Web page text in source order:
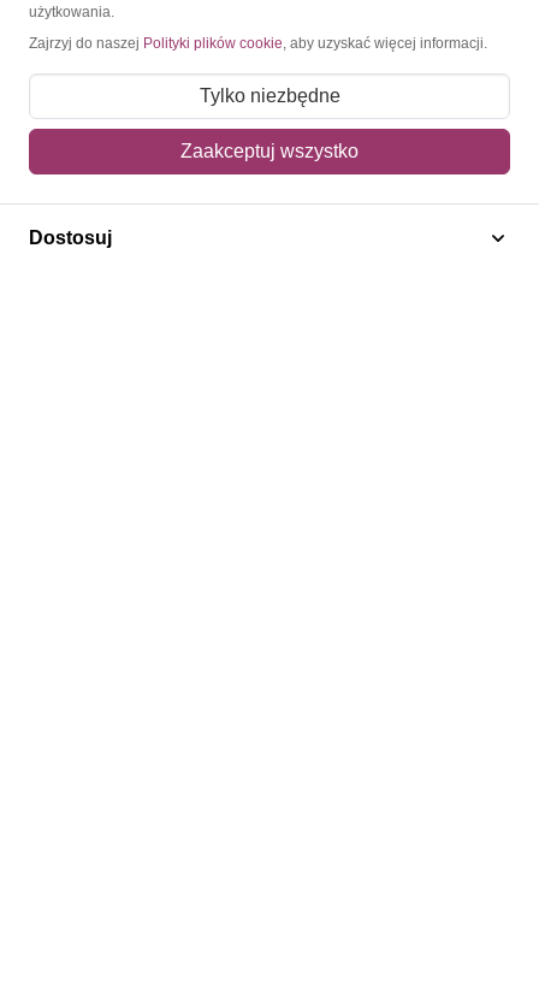
O nas
Blog
Regulamin
Polityka prywatności
Mapa strony
użytkowania.
Zajrzyj do naszej Polityki plików cookie, aby uzyskać więcej informacji.
Tylko niezbędne
Zaakceptuj wszystko
Dostosuj